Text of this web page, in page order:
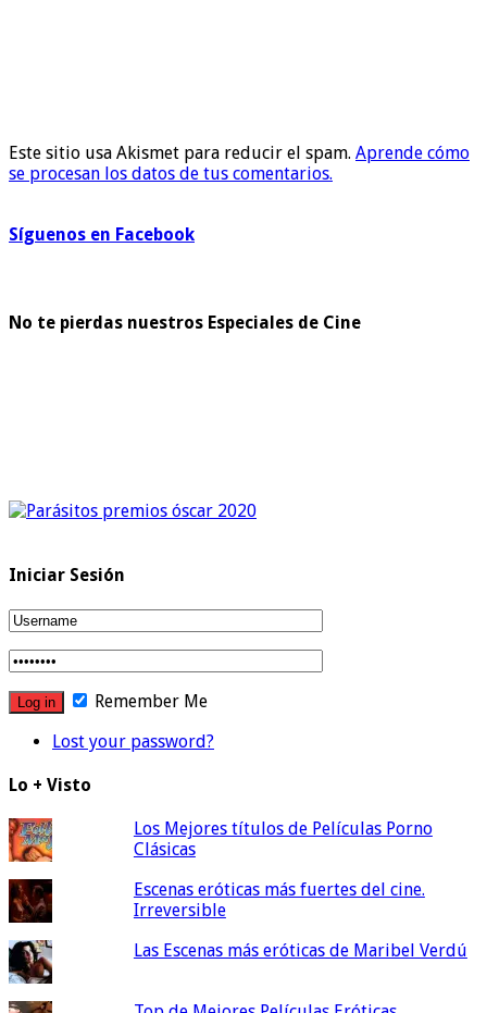
Este sitio usa Akismet para reducir el spam. Aprende cómo
se procesan los datos de tus comentarios.
Síguenos en Facebook
No te pierdas nuestros Especiales de Cine
Iniciar Sesión
Remember Me
Lost your password?
Lo + Visto
Los Mejores títulos de Películas Porno
Clásicas
Escenas eróticas más fuertes del cine.
Irreversible
Las Escenas más eróticas de Maribel Verdú